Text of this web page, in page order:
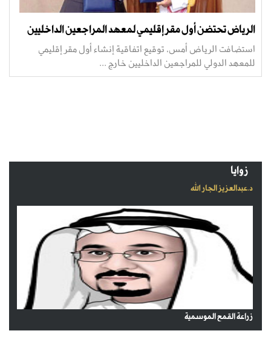
الرياض تحتضن أول مقر إقليمي لمعهد المراجعين الداخليين
استضافت الرياض أمس، توقيع اتفاقية إنشاء أول مقر إقليمي
للمعهد الدولي للمراجعين الداخليين خارج ...
زوايا
د.عبدالعزيز الجار الله
زراعة القمح الموسمية